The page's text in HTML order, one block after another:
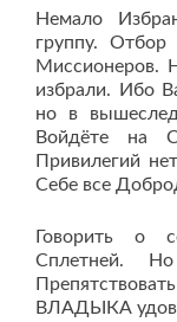
Немало
группу. Отбор
Миссионеров.
избрали. Ибо
но в
Войдёте на
Привилегий
Себе все
Говорить о
Сплетней.
ВЛАДЫКА